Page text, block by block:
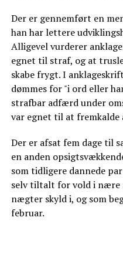
Der er gennemført en
han har lettere
Alligevel vurderer
egnet til straf, og at
skabe frygt. I
dømmes for "i ord eller
strafbar adfærd under
var egnet til at
Der er afsat fem dage til
en anden
som tidligere dannede
selv tiltalt for vold i nære
nægter skyld i, og som
februar.